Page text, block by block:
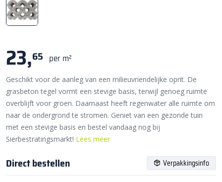
23,65 per m²
Geschikt voor de aanleg van een milieuvriendelijke oprit. De
grasbeton tegel vormt een stevige basis, terwijl genoeg ruimte
overblijft voor groen. Daarnaast heeft regenwater alle ruimte om
naar de ondergrond te stromen. Geniet van een gezonde tuin
met een stevige basis en bestel vandaag nog bij
Sierbestratingsmarkt! Lees meer
Direct bestellen Verpakkingsinfo